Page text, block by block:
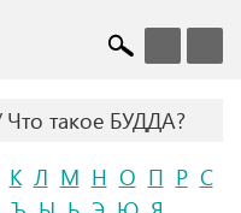
Что такое БУДДА?
К Л М Н О П Р С